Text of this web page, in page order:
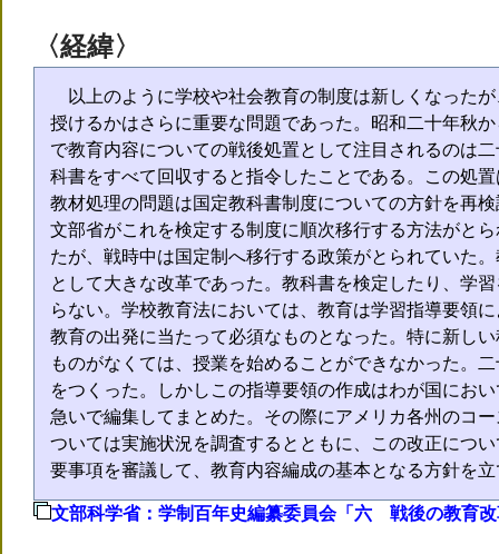
〈経緯〉
以上のように学校や社会教育の制度は新しくなった
授けるかはさらに重要な問題であった。昭和二十年秋
で教育内容についての戦後処置として注目されるのは
科書をすべて回収すると指令したことである。この処
教材処理の問題は国定教科書制度についての方針を再
文部省がこれを検定する制度に順次移行する方法がと
たが、戦時中は国定制へ移行する政策がとられていた
として大きな改革であった。教科書を検定したり、学
らない。学校教育法においては、教育は学習指導要領
教育の出発に当たって必須なものとなった。特に新し
ものがなくては、授業を始めることができなかった。
をつくった。しかしこの指導要領の作成はわが国にお
急いで編集してまとめた。その際にアメリカ各州のコ
ついては実施状況を調査するとともに、この改正につ
要事項を審議して、教育内容編成の基本となる方針を
文部科学省：学制百年史編纂委員会「六 戦後の教育